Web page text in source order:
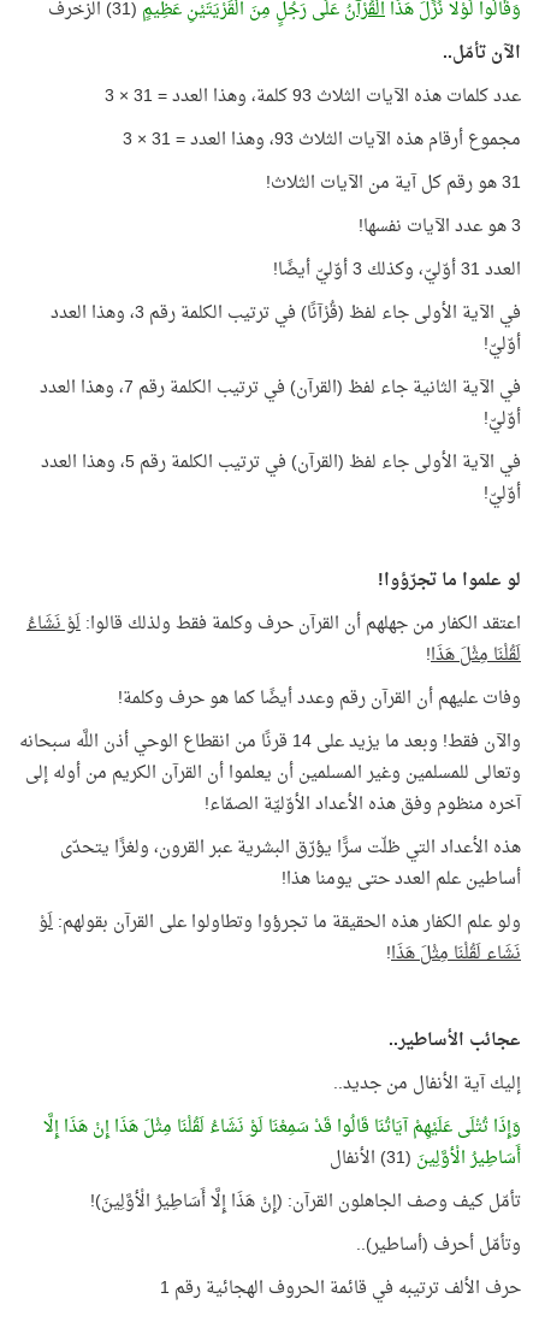
وَقَالُوا لَوْلَا نُزِّلَ هَذَاالْقُرْآنُعَلَى رَجُلٍ مِنَ الْقَرْيَتَيْنِ عَظِيمٍ (31) الزخرف
الآن تأمّل..
عدد كلمات هذه الآيات الثلاث 93 كلمة، وهذا العدد = 31 × 3
مجموع أرقام هذه الآيات الثلاث 93، وهذا العدد = 31 × 3
31 هو رقم كل آية من الآيات الثلاث!
3 هو عدد الآيات نفسها!
العدد 31 أوّليّ، وكذلك 3 أوّليّ أيضًا!
في الآية الأولى جاء لفظ (قُرْآنًا) في ترتيب الكلمة رقم 3، وهذا العدد
أوّليّ!
في الآية الثانية جاء لفظ (القرآن) في ترتيب الكلمة رقم 7، وهذا العدد
أوّليّ!
في الآية الأولى جاء لفظ (القرآن) في ترتيب الكلمة رقم 5، وهذا العدد
أوّليّ!
لو علموا ما تجرّؤوا!
اعتقد الكفار من جهلهم أن القرآن حرف وكلمة فقط ولذلك قالوا:لَوْ نَشَاءُ
لَقُلْنَا مِثْلَ هَذَا!
وفات عليهم أن القرآن رقم وعدد أيضًا كما هو حرف وكلمة!
والآن فقط! وبعد ما يزيد على 14 قرنًا من انقطاع الوحي أذن اللَّه سبحانه
وتعالى للمسلمين وغير المسلمين أن يعلموا أن القرآن الكريم من أوله إلى
آخره منظوم وفق هذه الأعداد الأوّليّة الصمّاء!
هذه الأعداد التي ظلّت سرًّا يؤرّق البشرية عبر القرون، ولغزًا يتحدّى
أساطين علم العدد حتى يومنا هذا!
ولو علم الكفار هذه الحقيقة ما تجرؤوا وتطاولوا على القرآن بقولهم:لَوْ
نَشَاء لَقُلْنَا مِثْلَ هَذَا!
عجائب الأساطير..
إليك آية الأنفال من جديد..
وَإِذَا تُتْلَى عَلَيْهِمْ آيَاتُنَا قَالُوا قَدْ سَمِعْنَا لَوْ نَشَاءُ لَقُلْنَا مِثْلَ هَذَا إِنْ هَذَا إِلَّا
أَسَاطِيرُ الْأوَّلِينَ (31) الأنفال
تأمّل كيف وصف الجاهلون القرآن: (إِنْ هَذَا إِلَّا أَسَاطِيرُ الْأوَّلِينَ)!
وتأمّل أحرف (أساطير)..
حرف الألف ترتيبه في قائمة الحروف الهجائية رقم 1